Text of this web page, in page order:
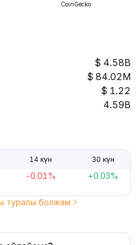
CoinGecko
4.58B
84.02M
1.22
4.59B
14 күн 30 күн
-0.01% +0.03%
туралы болжам